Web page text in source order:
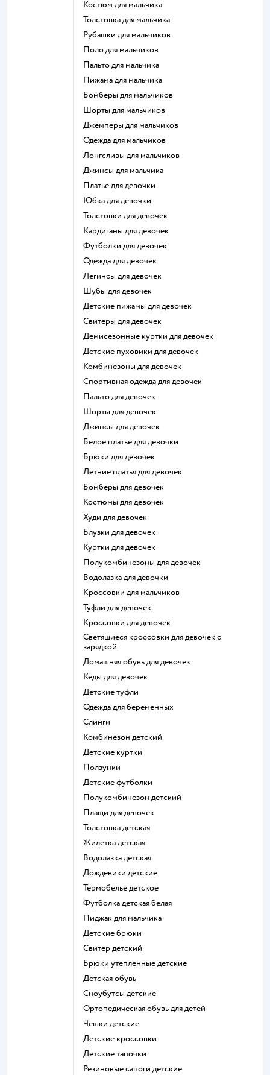
Костюм для мальчика
Толстовка для мальчика
Рубашки для мальчиков
Поло для мальчиков
Пальто для мальчика
Пижама для мальчика
Бомберы для мальчиков
Шорты для мальчиков
Джемперы для мальчиков
Одежда для мальчиков
Лонгсливы для мальчиков
Джинсы для мальчика
Платье для девочки
Юбка для девочки
Толстовки для девочек
Кардиганы для девочек
Футболки для девочек
Одежда для девочек
Легинсы для девочек
Шубы для девочек
Детские пижамы для девочек
Свитеры для девочек
Демисезонные куртки для девочек
Детские пуховики для девочек
Комбинезоны для девочек
Спортивная одежда для девочек
Пальто для девочек
Шорты для девочек
Джинсы для девочек
Белое платье для девочки
Брюки для девочек
Летние платья для девочек
Бомберы для девочек
Костюмы для девочек
Худи для девочек
Блузки для девочек
Куртки для девочек
Полукомбинезоны для девочек
Водолазка для девочки
Кроссовки для мальчиков
Туфли для девочек
Кроссовки для девочек
Светящиеся кроссовки для девочек с
зарядкой
Домашняя обувь для девочек
Кеды для девочек
Детские туфли
Одежда для беременных
Слинги
Комбинезон детский
Детские куртки
Ползунки
Детские футболки
Полукомбинезон детский
Плащи для девочек
Толстовка детская
Жилетка детская
Водолазка детская
Дождевики детские
Термобелье детское
Футболка детская белая
Пиджак для мальчика
Детские брюки
Свитер детский
Брюки утепленные детские
Детская обувь
Сноубутсы детские
Ортопедическая обувь для детей
Чешки детские
Детские кроссовки
Детские тапочки
Резиновые сапоги детские